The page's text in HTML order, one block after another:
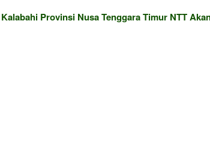
Kalabahi Provinsi Nusa Tenggara Timur NTT